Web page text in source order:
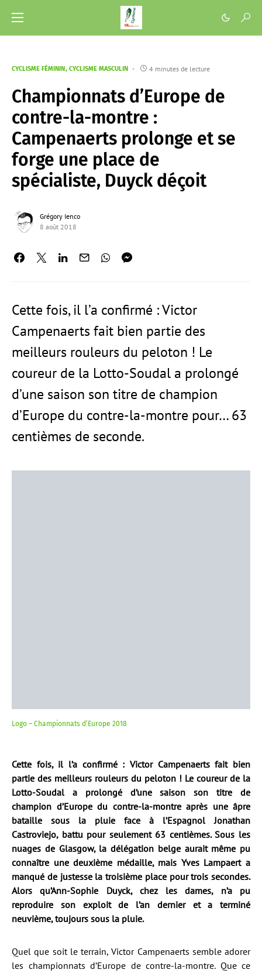
CYCLISME FÉMININ CYCLISME MASCULIN 4 minutes de lecture
Championnats d’Europe de
contre-la-montre :
Campenaerts prolonge et se
forge une place de
spécialiste, Duyck déçoit
Grégory Ienco
8 août 2018
Cette fois, il l’a confirmé : Victor
Campenaerts fait bien partie des
meilleurs rouleurs du peloton ! Le
coureur de la Lotto-Soudal a prolongé
d’une saison son titre de champion
d’Europe du contre-la-montre pour… 63
centièmes de seconde.
Logo – Championnats d’Europe 2018
Cette fois, il l’a confirmé : Victor Campenaerts fait bien
partie des meilleurs rouleurs du peloton ! Le coureur de la
Lotto-Soudal a prolongé d’une saison son titre de
champion d’Europe du contre-la-montre après une âpre
bataille sous la pluie face à l’Espagnol Jonathan
Castroviejo, battu pour seulement 63 centièmes. Sous les
nuages de Glasgow, la délégation belge aurait même pu
connaître une deuxième médaille, mais Yves Lampaert a
manqué de justesse la troisième place pour trois secondes.
Alors qu’Ann-Sophie Duyck, chez les dames, n’a pu
reproduire son exploit de l’an dernier et a terminé
neuvième, toujours sous la pluie.
Quel que soit le terrain, Victor Campenaerts semble adorer
les championnats d’Europe de contre-la-montre. Que ce